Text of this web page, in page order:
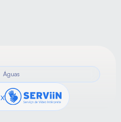
Águas
x